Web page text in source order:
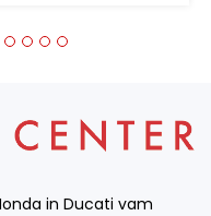
in Ducati vam